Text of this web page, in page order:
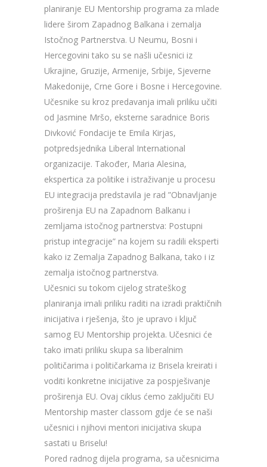
planiranje EU Mentorship programa za mlade
lidere širom Zapadnog Balkana i zemalja
Istočnog Partnerstva. U Neumu, Bosni i
Hercegovini tako su se našli učesnici iz
Ukrajine, Gruzije, Armenije, Srbije, Sjeverne
Makedonije, Crne Gore i Bosne i Hercegovine.
Učesnike su kroz predavanja imali priliku učiti
od Jasmine Mršo, eksterne saradnice Boris
Divković Fondacije te Emila Kirjas,
potpredsjednika Liberal International
organizacije. Također, Maria Alesina,
ekspertica za politike i istraživanje u procesu
EU integracija predstavila je rad ”Obnavljanje
proširenja EU na Zapadnom Balkanu i
zemljama istočnog partnerstva: Postupni
pristup integracije” na kojem su radili eksperti
kako iz Zemalja Zapadnog Balkana, tako i iz
zemalja istočnog partnerstva.
Učesnici su tokom cijelog strateškog
planiranja imali priliku raditi na izradi praktičnih
inicijativa i rješenja, što je upravo i ključ
samog EU Mentorship projekta. Učesnici će
tako imati priliku skupa sa liberalnim
političarima i političarkama iz Brisela kreirati i
voditi konkretne inicijative za pospješivanje
proširenja EU. Ovaj ciklus ćemo zaključiti EU
Mentorship master classom gdje će se naši
učesnici i njihovi mentori inicijativa skupa
sastati u Briselu!
Pored radnog dijela programa, sa učesnicima